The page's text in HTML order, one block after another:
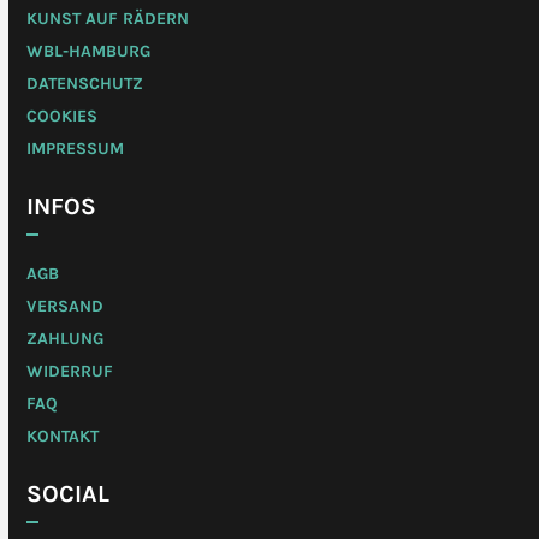
KUNST AUF RÄDERN
WBL-HAMBURG
DATENSCHUTZ
COOKIES
IMPRESSUM
INFOS
AGB
VERSAND
ZAHLUNG
WIDERRUF
FAQ
KONTAKT
SOCIAL